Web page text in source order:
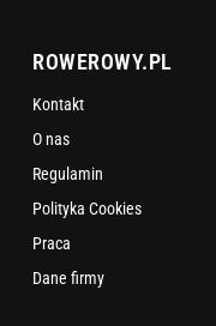
ROWEROWY.PL
Kontakt
O nas
Regulamin
Polityka Cookies
Praca
Dane firmy